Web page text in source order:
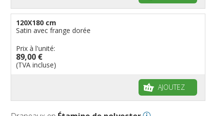
120X180 cm
Satin avec frange dorée
Prix à l'unité:
89,00 €
(TVA incluse)
AJOUTEZ